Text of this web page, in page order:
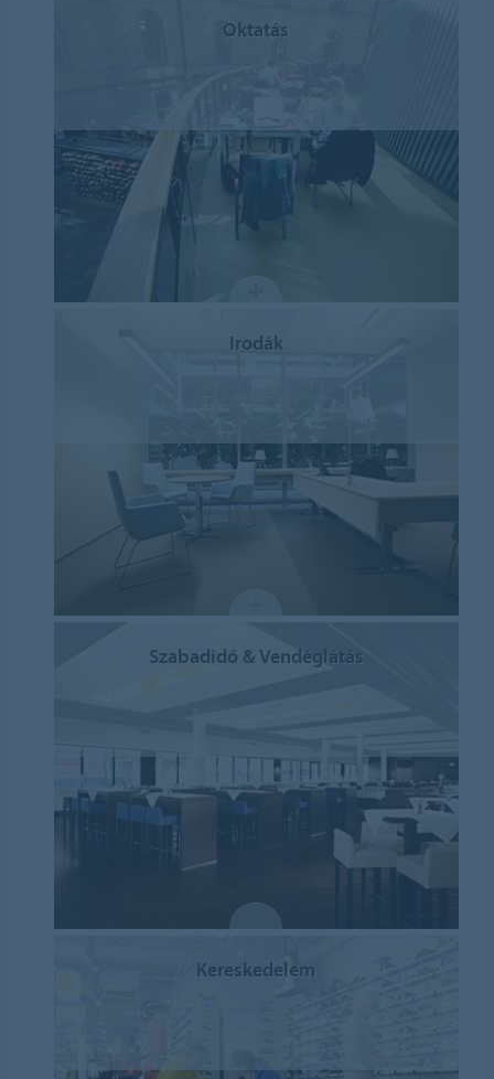
Oktatás
Irodák
Szabadidő & Vendéglátás
Kereskedelem